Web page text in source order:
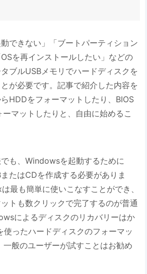
できない」「ブートパーティション
を再インストールしたい」などの
ブルUSBメモリでハードディスクを
が必要です。記事で紹介した内容を
HDDをフォーマットしたり、BIOS
マットしたりと、自由に始めるこ
でも、Windowsを起動するために
たはCDを作成する必要がありま
最も簡単に使いこなすことができ、
トも数クリックで完了するのが普通
によるディスクのリカバリーはか
ったハードディスクのフォーマッ
一般のユーザーが試すことはお勧め